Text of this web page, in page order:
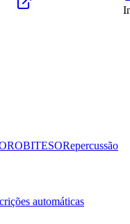
BITESORepercussão
automáticas